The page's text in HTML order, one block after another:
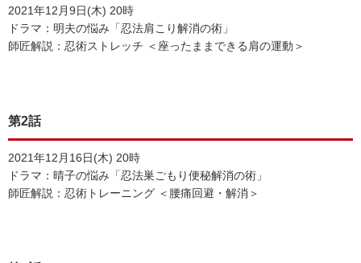
2021年12月9日(木) 20時
ドラマ：明夫の悩み「忍法肩こり解消の術」
師匠解説：忍術ストレッチ ＜座ったままできる肩の運動＞
第2話
2021年12月16日(木) 20時
ドラマ：晴子の悩み「忍法巣ごもり便秘解消の術」
師匠解説：忍術トレーニング ＜腰痛回避・解消＞